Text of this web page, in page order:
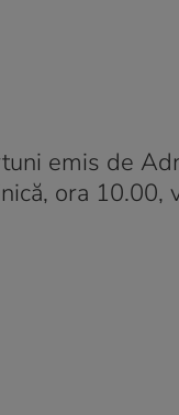
emis de
ora 10.00,